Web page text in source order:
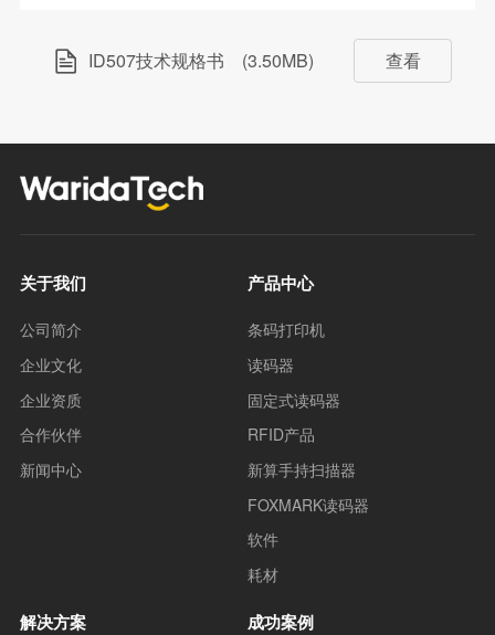
ID507技术规格书 (3.50MB) 查看
关于我们
公司简介
企业文化
企业资质
合作伙伴
新闻中心
产品中心
条码打印机
读码器
固定式读码器
RFID产品
新算手持扫描器
FOXMARK读码器
软件
耗材
解决方案 成功案例